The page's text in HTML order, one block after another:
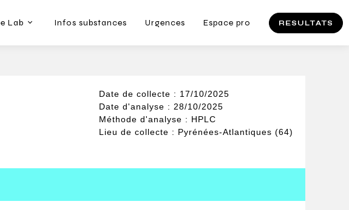
Lab Infos substances Urgences Espace pro RESULTATS
Date de collecte : 17/10/2025
Date d'analyse : 28/10/2025
Méthode d'analyse : HPLC
Lieu de collecte : Pyrénées-Atlantiques (64)